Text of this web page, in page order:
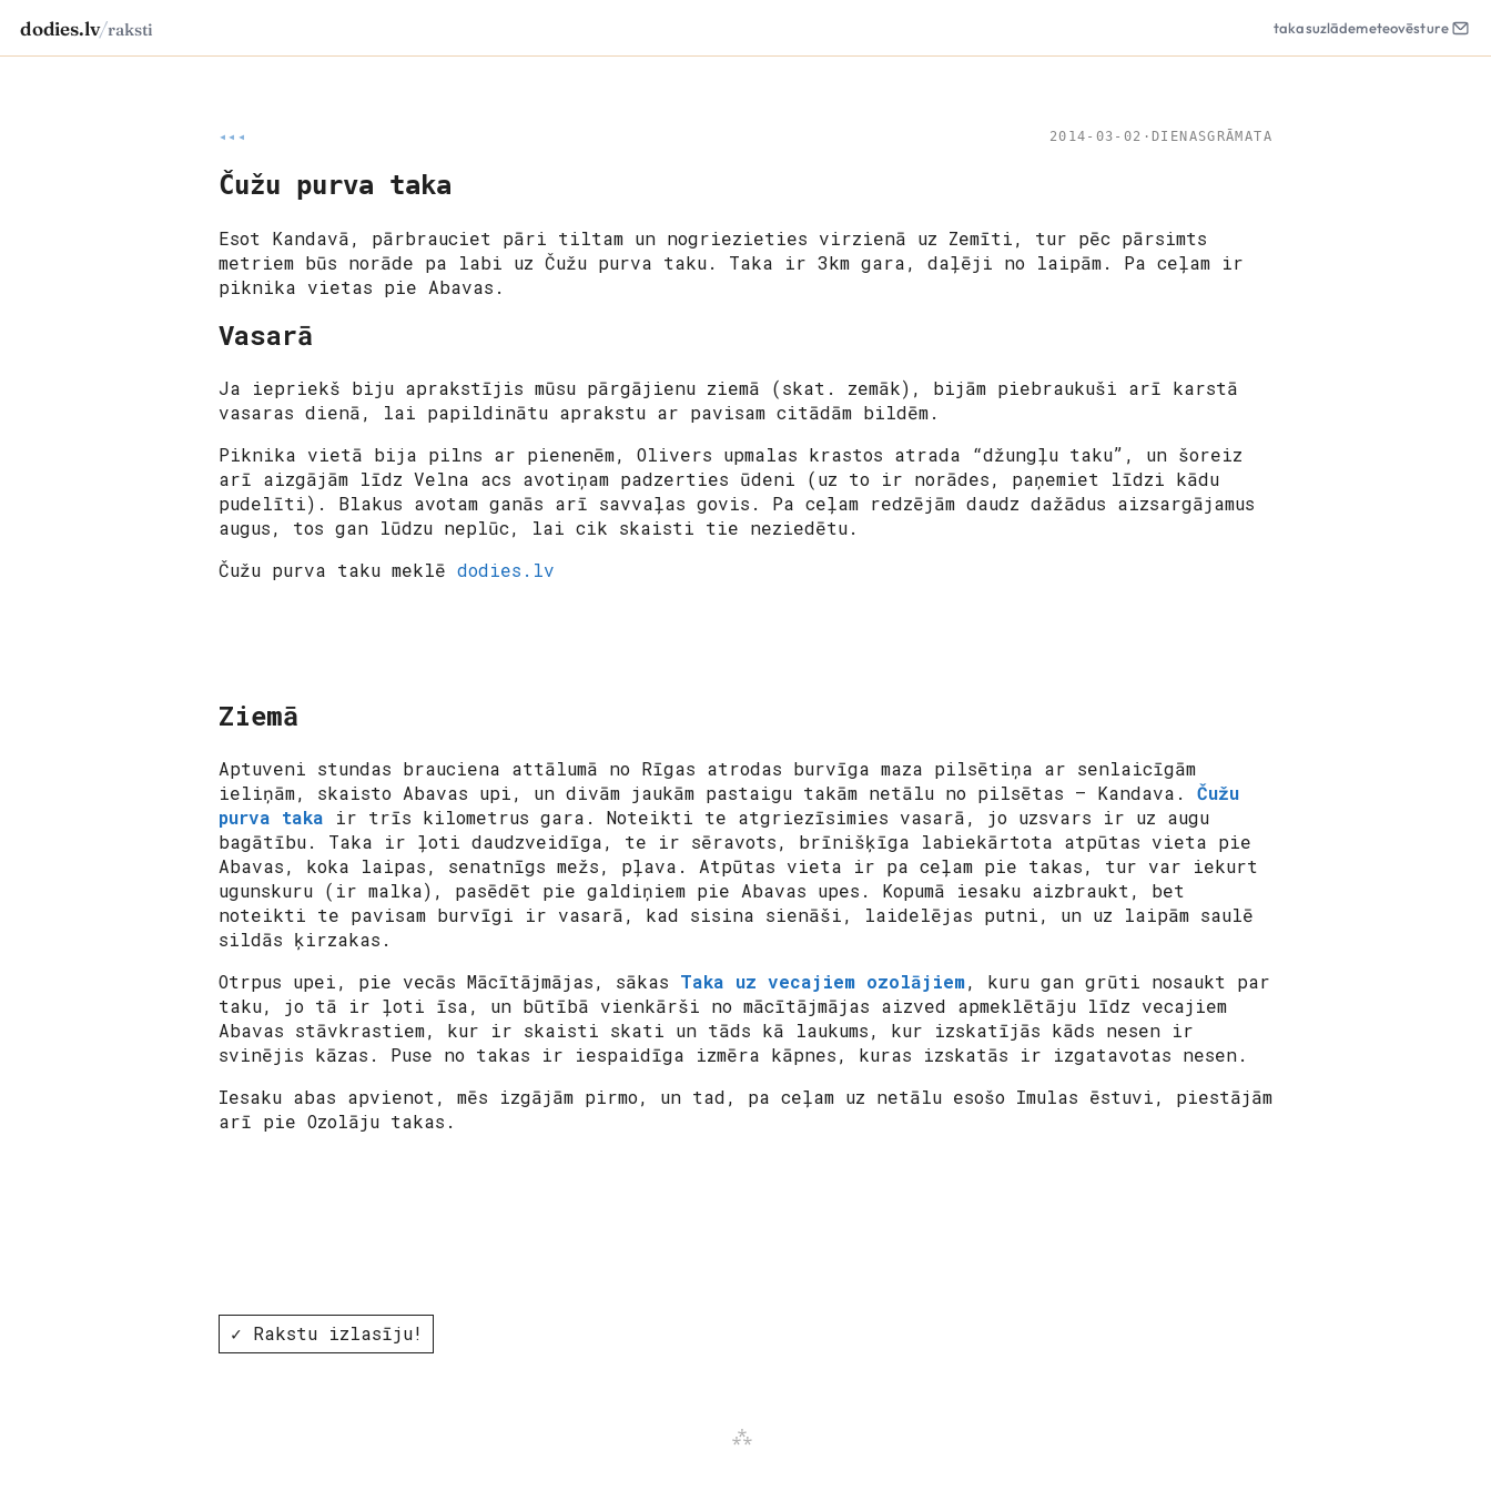
dodies.lv/raksti takasuzlādemeteovēsture
◂◂◂ 2014-03-02 · DIENASGRĀMATA
Čužu purva taka
Esot Kandavā, pārbrauciet pāri tiltam un nogriezieties virzienā uz Zemīti, tur pēc pārsimts
metriem būs norāde pa labi uz Čužu purva taku. Taka ir 3km gara, daļēji no laipām. Pa ceļam ir
piknika vietas pie Abavas.
Vasarā
Ja iepriekš biju aprakstījis mūsu pārgājienu ziemā (skat. zemāk), bijām piebraukuši arī karstā
vasaras dienā, lai papildinātu aprakstu ar pavisam citādām bildēm.
Piknika vietā bija pilns ar pienenēm, Olivers upmalas krastos atrada “džungļu taku”, un šoreiz
arī aizgājām līdz Velna acs avotiņam padzerties ūdeni (uz to ir norādes, paņemiet līdzi kādu
pudelīti). Blakus avotam ganās arī savvaļas govis. Pa ceļam redzējām daudz dažādus aizsargājamus
augus, tos gan lūdzu neplūc, lai cik skaisti tie neziedētu.
Čužu purva taku meklē dodies.lv
Ziemā
Aptuveni stundas brauciena attālumā no Rīgas atrodas burvīga maza pilsētiņa ar senlaicīgām
ieliņām, skaisto Abavas upi, un divām jaukām pastaigu takām netālu no pilsētas — Kandava. Čužu
purva taka ir trīs kilometrus gara. Noteikti te atgriezīsimies vasarā, jo uzsvars ir uz augu
bagātību. Taka ir ļoti daudzveidīga, te ir sēravots, brīnišķīga labiekārtota atpūtas vieta pie
Abavas, koka laipas, senatnīgs mežs, pļava. Atpūtas vieta ir pa ceļam pie takas, tur var iekurt
ugunskuru (ir malka), pasēdēt pie galdiņiem pie Abavas upes. Kopumā iesaku aizbraukt, bet
noteikti te pavisam burvīgi ir vasarā, kad sisina sienāši, laidelējas putni, un uz laipām saulē
sildās ķirzakas.
Otrpus upei, pie vecās Mācītājmājas, sākas Taka uz vecajiem ozolājiem, kuru gan grūti nosaukt par
taku, jo tā ir ļoti īsa, un būtībā vienkārši no mācītājmājas aizved apmeklētāju līdz vecajiem
Abavas stāvkrastiem, kur ir skaisti skati un tāds kā laukums, kur izskatījās kāds nesen ir
svinējis kāzas. Puse no takas ir iespaidīga izmēra kāpnes, kuras izskatās ir izgatavotas nesen.
Iesaku abas apvienot, mēs izgājām pirmo, un tad, pa ceļam uz netālu esošo Imulas ēstuvi, piestājām
arī pie Ozolāju takas.
✓ Rakstu izlasīju!